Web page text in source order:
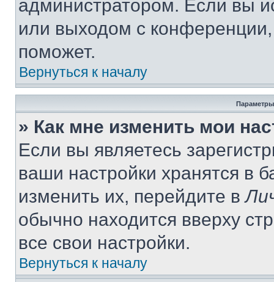
администратором. Если вы
или выходом с
поможет.
Вернуться к началу
Параметры
» Как мне изменить мои
Если вы являетесь
ваши настройки хранятся в
изменить их, перейдите в
обычно находится вверху
все свои настройки.
Вернуться к началу